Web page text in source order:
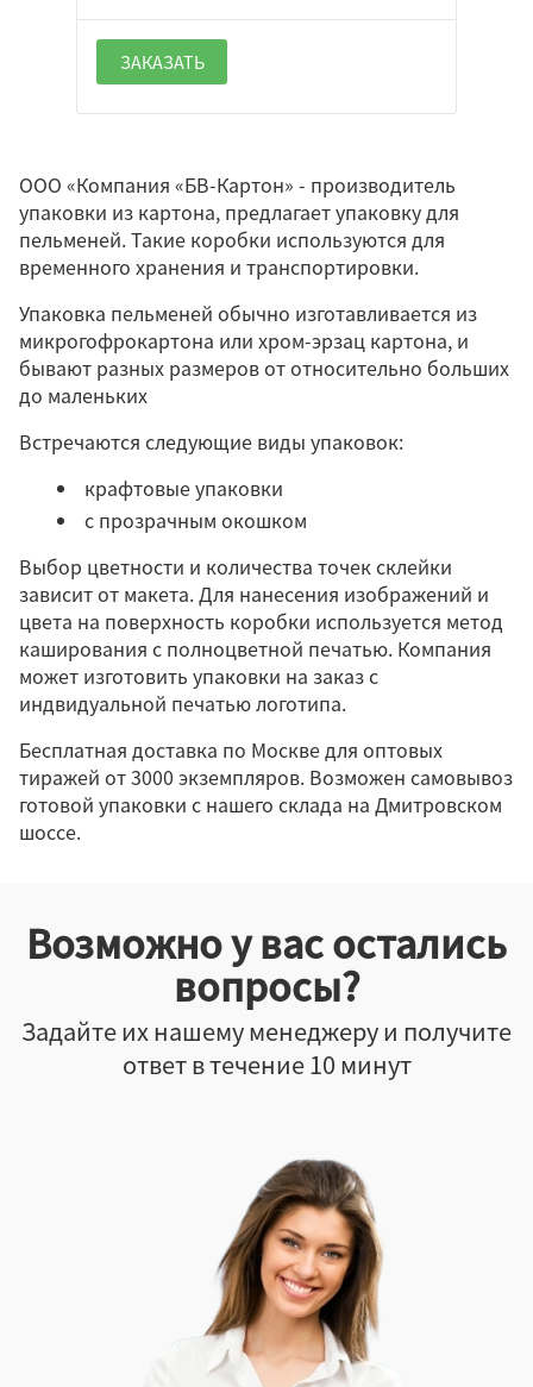
ЗАКАЗАТЬ
ООО «Компания «БВ-Картон» - производитель
упаковки из картона, предлагает упаковку для
пельменей. Такие коробки используются для
временного хранения и транспортировки.
Упаковка пельменей обычно изготавливается из
микрогофрокартона или хром-эрзац картона, и
бывают разных размеров от относительно больших
до маленьких
Встречаются следующие виды упаковок:
крафтовые упаковки
с прозрачным окошком
Выбор цветности и количества точек склейки
зависит от макета. Для нанесения изображений и
цвета на поверхность коробки используется метод
каширования с полноцветной печатью. Компания
может изготовить упаковки на заказ с
индвидуальной печатью логотипа.
Бесплатная доставка по Москве для оптовых
тиражей от 3000 экземпляров. Возможен самовывоз
готовой упаковки с нашего склада на Дмитровском
шоссе.
Возможно у вас остались
вопросы?
Задайте их нашему менеджеру и получите
ответ в течение 10 минут